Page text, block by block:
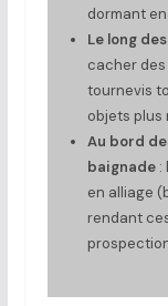
dormant
Le long
cacher des
tournevis
objets plus
Au bord
baignade :
en alliage
rendant